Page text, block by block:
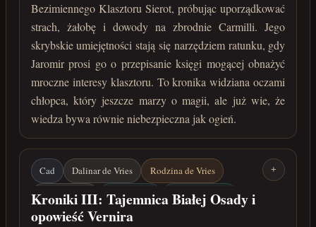
Tajne księgi
Biała Osada
22 marca 213 roku po Zaćmieniu
Bezimiennego Klasztoru Sierot, próbując uporządkować
strach, żałobę i dowody na zbrodnie Carmilli. Jego
skrybskie umiejętności stają się narzędziem ratunku, gdy
Jaromir prosi go o przepisanie księgi mogącej obnażyć
mroczne interesy klasztoru. To kronika widziana oczami
chłopca, który jeszcze marzy o magii, ale już wie, że
wiedza bywa równie niebezpieczna jak ogień.
Cad Dalinar de Vries
Rodzina de Vries
Vernir / Ragn
Biała Osada
Robert de Vries
Graham
Krwawa Róża
+
Kroniki III: Tajemnica Białej Osady i
opowieść Vernira